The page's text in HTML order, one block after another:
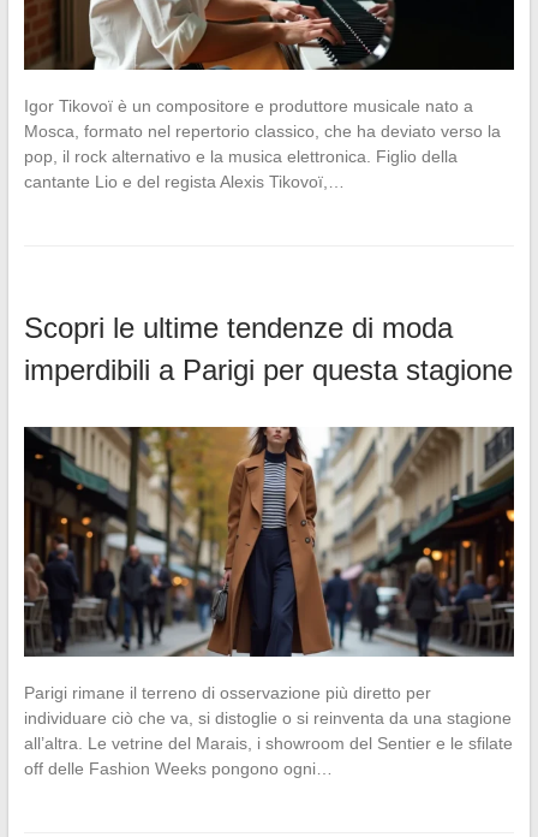
Igor Tikovoï è un compositore e produttore musicale nato a
Mosca, formato nel repertorio classico, che ha deviato verso la
pop, il rock alternativo e la musica elettronica. Figlio della
cantante Lio e del regista Alexis Tikovoï,…
Scopri le ultime tendenze di moda
imperdibili a Parigi per questa stagione
Parigi rimane il terreno di osservazione più diretto per
individuare ciò che va, si distoglie o si reinventa da una stagione
all’altra. Le vetrine del Marais, i showroom del Sentier e le sfilate
off delle Fashion Weeks pongono ogni…